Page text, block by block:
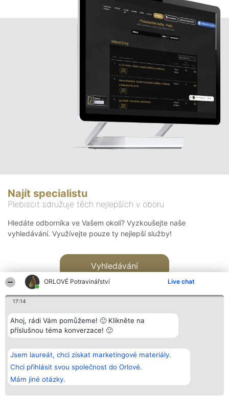
ORLOVÉ Potravinářství Live chat
17:14
Ahoj, rádi Vám pomůžeme! 🙂 Klikněte na
příslušnou téma konverzace! 🙂
Jsem laureát, chci získat marketingové materiály.
Chci přihlásit svou společnost do Orlové.
Mám jiné otázky.
Najít specialistu
Plebiscit sdružuje těch nejlepších v oboru
Hledáte odborníka ve Vašem okolí? Vyzkoušejte naše
vyhledávání. Využívejte pouze ty nejlepší služby!
Vyhledávání
Bright Side Solutions sp. z o.
o. sp. k.
ul. Ruska 22
Wrocław 50-079
KRS 0000749100 | Regon
381313360 | NIP 8943132676
Vítězové
Seznam všech
laureátů
Zásady
Zásady
Kontakt